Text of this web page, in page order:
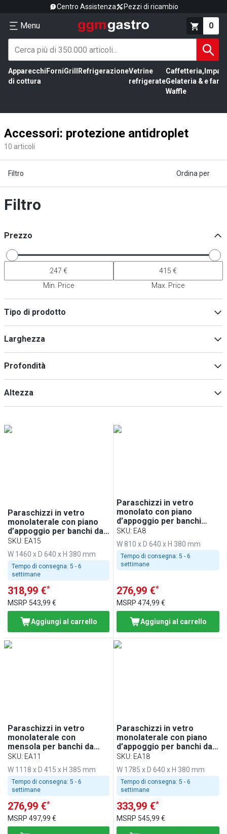
Centro Assistenza Pezzi di ricambio
Menu 0
Apparecchi
di cottura
ForniGrill RefrigerazioneVetrine
refrigerate
Caffetteria,
Gelateria &
Waffle
e
Accessori: protezione antidroplet
10 articoli
Filtro Ordina per
Filtro
Prezzo
Min. Price Max. Price
Tipo di prodotto
Accessori per dispositivi di mantenimento del calore
Larghezza
Profondità
Altezza
Paraschizzi in vetro
monolaterale con piano
d’appoggio per banchi da
incasso - 1500mm - per
BA156, WA156, KA156,
PA156 e EA156
SKU: EA15
W 1460 x D 640 x H 380 mm
Tempo di consegna: 5 - 6
settimane
318,99 €*
MSRP 543,99 €
Aggiungi al carrello
Paraschizzi in vetro
monolato con piano
d’appoggio per banchi
incassati - 800mm - per
BA86, WA86, KA86, PA86 &
EA86
SKU: EA8
W 810 x D 640 x H 380 mm
Tempo di consegna: 5 - 6
settimane
276,99 €*
MSRP474,99 €
Aggiungi al carrello
Paraschizzi in vetro
monolaterale con
mensola per banchi da
incasso - 1100mm - per
BA116, WA116, KA116,
PA116 ed EA116
SKU: EA11
W 1118 x D 415 x H 385 mm
Tempo di consegna: 5 - 6
settimane
276,99 €*
MSRP 497,99 €
Paraschizzi in vetro
monolaterale con piano
d’appoggio per banchi da
incasso - 1800mm - per
BA186, WA186, KA186,
PA186 ed EA186
SKU: EA18
W 1785 x D 640 x H 380 mm
Tempo di consegna: 5 - 6
settimane
333,99 €*
MSRP 545,99 €